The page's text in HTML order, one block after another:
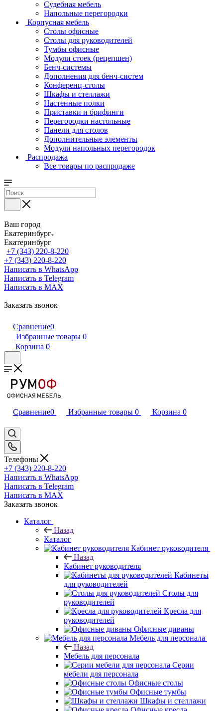
Судебная мебель
Напольные перегородки
Корпусная мебель
Столы офисные
Столы для руководителей
Тумбы офисные
Модули стоек (рецепшен)
Бенч-системы
Дополнения для бенч-систем
Конференц-столы
Шкафы и стеллажи
Настенные полки
Приставки и брифинги
Перегородки настольные
Панели для столов
Дополнительные элементы
Модули напольных перегородок
Распродажа
Все товары по распродаже
Ваш город
Екатеринбург
Екатеринбург
+7 (343) 220-8-220
+7 (343) 220-8-220
Написать в WhatsApp
Написать в Telegram
Написать в MAX
Заказать звонок
Сравнение0
Избранные товары 0
Корзина 0
Сравнение0 Избранные товары 0 Корзина 0
Телефоны
+7 (343) 220-8-220
Написать в WhatsApp
Написать в Telegram
Написать в MAX
Заказать звонок
Каталог
Назад
Каталог
Кабинет руководителя
Назад
Кабинет руководителя
Кабинеты
для руководителей
Столы для
руководителей
Кресла для
руководителей
Офисные диваны
Мебель для персонала
Назад
Мебель для персонала
Серии
мебели для персонала
Офисные столы
Офисные тумбы
Шкафы и стеллажи